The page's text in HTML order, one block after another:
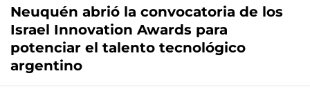
Neuquén abrió la convocatoria de los
Israel Innovation Awards para
potenciar el talento tecnológico
argentino